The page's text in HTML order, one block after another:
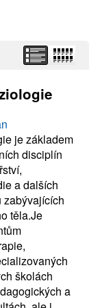
je základem
disciplín
a dalších
zabývajících
těla.Je
školách
a